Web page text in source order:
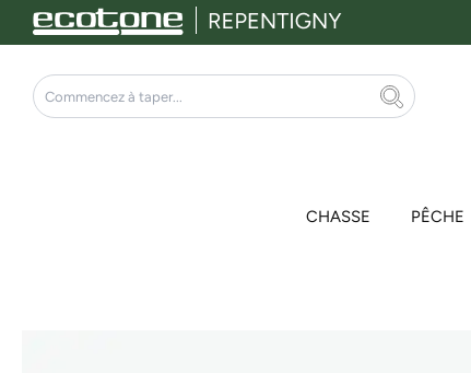
Aller
au
contenu
Rechercher
CHASSE PÊCHE